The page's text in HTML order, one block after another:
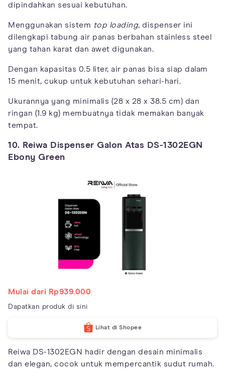
dipindahkan sesuai kebutuhan.
Menggunakan sistem top loading, dispenser ini
dilengkapi tabung air panas berbahan stainless steel
yang tahan karat dan awet digunakan.
Dengan kapasitas 0.5 liter, air panas bisa siap dalam
15 menit, cukup untuk kebutuhan sehari-hari.
Ukurannya yang minimalis (28 x 28 x 38.5 cm) dan
ringan (1.9 kg) membuatnya tidak memakan banyak
tempat.
10. Reiwa Dispenser Galon Atas DS-1302EGN
Ebony Green
Mulai dari Rp939.000
Dapatkan produk di sini
Lihat di Shopee
Reiwa DS-1302EGN hadir dengan desain minimalis
dan elegan, cocok untuk mempercantik sudut rumah.